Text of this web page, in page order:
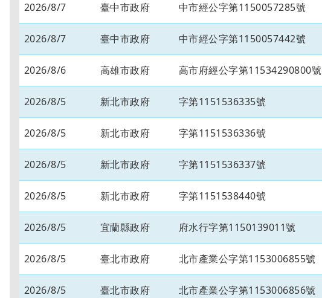
2026/8/7 臺中市政府 中市經公字第1150057285號
2026/8/7 臺中市政府 中市經公字第1150057442號
2026/8/6 高雄市政府 高市府經公字第11534290800號
2026/8/5 新北市政府 字第1151536335號
2026/8/5 新北市政府 字第1151536336號
2026/8/5 新北市政府 字第1151536337號
2026/8/5 新北市政府 字第1151538440號
2026/8/5 宜蘭縣政府 府水行字第1150139011號
2026/8/5 臺北市政府 北市產業公字第1153006855號
2026/8/5 臺北市政府 北市產業公字第1153006856號